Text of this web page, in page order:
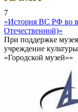
7
«История ВС РФ во
Отечественной)»
При поддержке
учреждение
«Городской музей»»